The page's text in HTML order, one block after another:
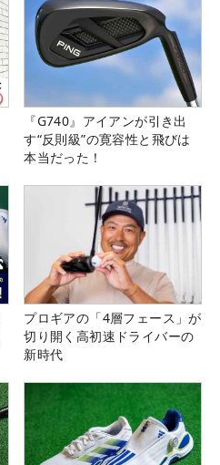
『G740』アイアンが引き出
す“反則級”の寛容性と飛びは
本当だった！
プロギアの「4層フェース」が
切り開く高初速ドライバーの
新時代